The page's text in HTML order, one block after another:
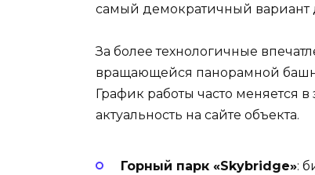
самый демократичный вариант
За более технологичные
вращающейся панорамной
График работы часто меняется
актуальность на сайте объекта.
Горный парк «Skybridge»: